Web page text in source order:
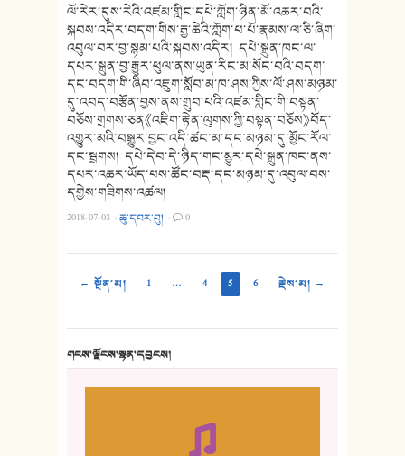
ལོ་རེར་དུས་རེའི་འཛམ་གླིང་དཔེ་ཀློག་ཉིན་མོ་འཆར་བའི་
སྐབས་འདིར་བདག་གིས་རྒྱ་ཆེའི་ཀློག་པ་པོ་རྣམས་ལ་ཅི་ཞིག་
འབུལ་བར་བྱ་སྙམ་པའི་སྐབས་འདིར། དཔེ་སྐྲུན་ཁང་ལ་
དཔར་སྐྲུན་བྱ་རྒྱུར་ཕུལ་ནས་ཡུན་རིང་མ་སོང་བའི་བདག་
དང་བདག་གི་ཞིབ་འཇུག་སློབ་མ་ཁ་ཤས་ཀྱིས་ལོ་ཤས་མཉམ་
དུ་འབད་བརྩོན་བྱས་ནས་གྲུབ་པའི་འཛམ་གླིང་གི་བསྟན་
བཅོས་གྲགས་ཅན《འཇིག་རྟེན་ལུགས་ཀྱི་བསྟན་བཅོས》བོད་
འགྱུར་མའི་བསྒྱུར་བྱང་འདི་ཚང་མ་དང་མཉམ་དུ་མྱོང་རོལ་
དང་སྦྲགས། དཔེ་དེབ་དེ་ཉིད་གང་མྱུར་དཔེ་སྐྲུན་ཁང་ནས་
དཔར་འཆར་ཡོད་པས་ཚོང་བརྡ་དང་མཉམ་དུ་འབུལ་བས་
དགྱེས་གཟིགས་འཚལ།
2018-07-03 ·ཆུ་དབར་བུ། · 0
← སྔོན་མ། 1 … 4 5 6 རྗེས་མ། →
གངས་ལྗོངས་སྙན་དབྱངས།